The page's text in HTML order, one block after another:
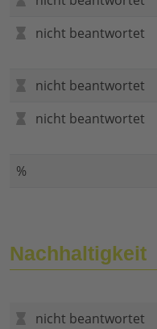
nicht beantwortet
nicht beantwortet
nicht beantwortet
%
Nachhaltigkeit
nicht beantwortet